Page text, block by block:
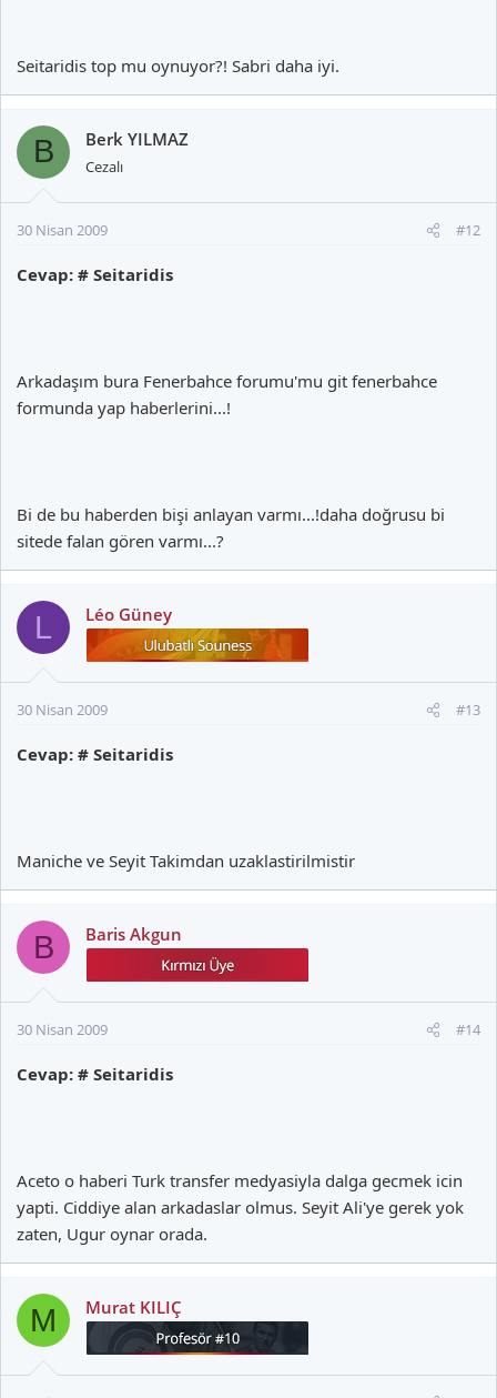
Seitaridis top mu oynuyor?! Sabri daha iyi.
B Berk YILMAZ
Cezalı
30 Nisan 2009 #12
Cevap: # Seitaridis
Arkadaşım bura Fenerbahce forumu'mu git fenerbahce
formunda yap haberlerini...!
Bi de bu haberden bişi anlayan varmı...!daha doğrusu bi
sitede falan gören varmı...?
L Léo Güney
30 Nisan 2009 #13
Cevap: # Seitaridis
Maniche ve Seyit Takimdan uzaklastirilmistir
B Baris Akgun
30 Nisan 2009 #14
Cevap: # Seitaridis
Aceto o haberi Turk transfer medyasiyla dalga gecmek icin
yapti. Ciddiye alan arkadaslar olmus. Seyit Ali'ye gerek yok
zaten, Ugur oynar orada.
M Murat KILIÇ